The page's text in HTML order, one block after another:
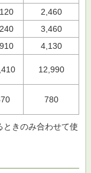
2,460
3,460
4,130
12,990
780
きのみ合わせて使